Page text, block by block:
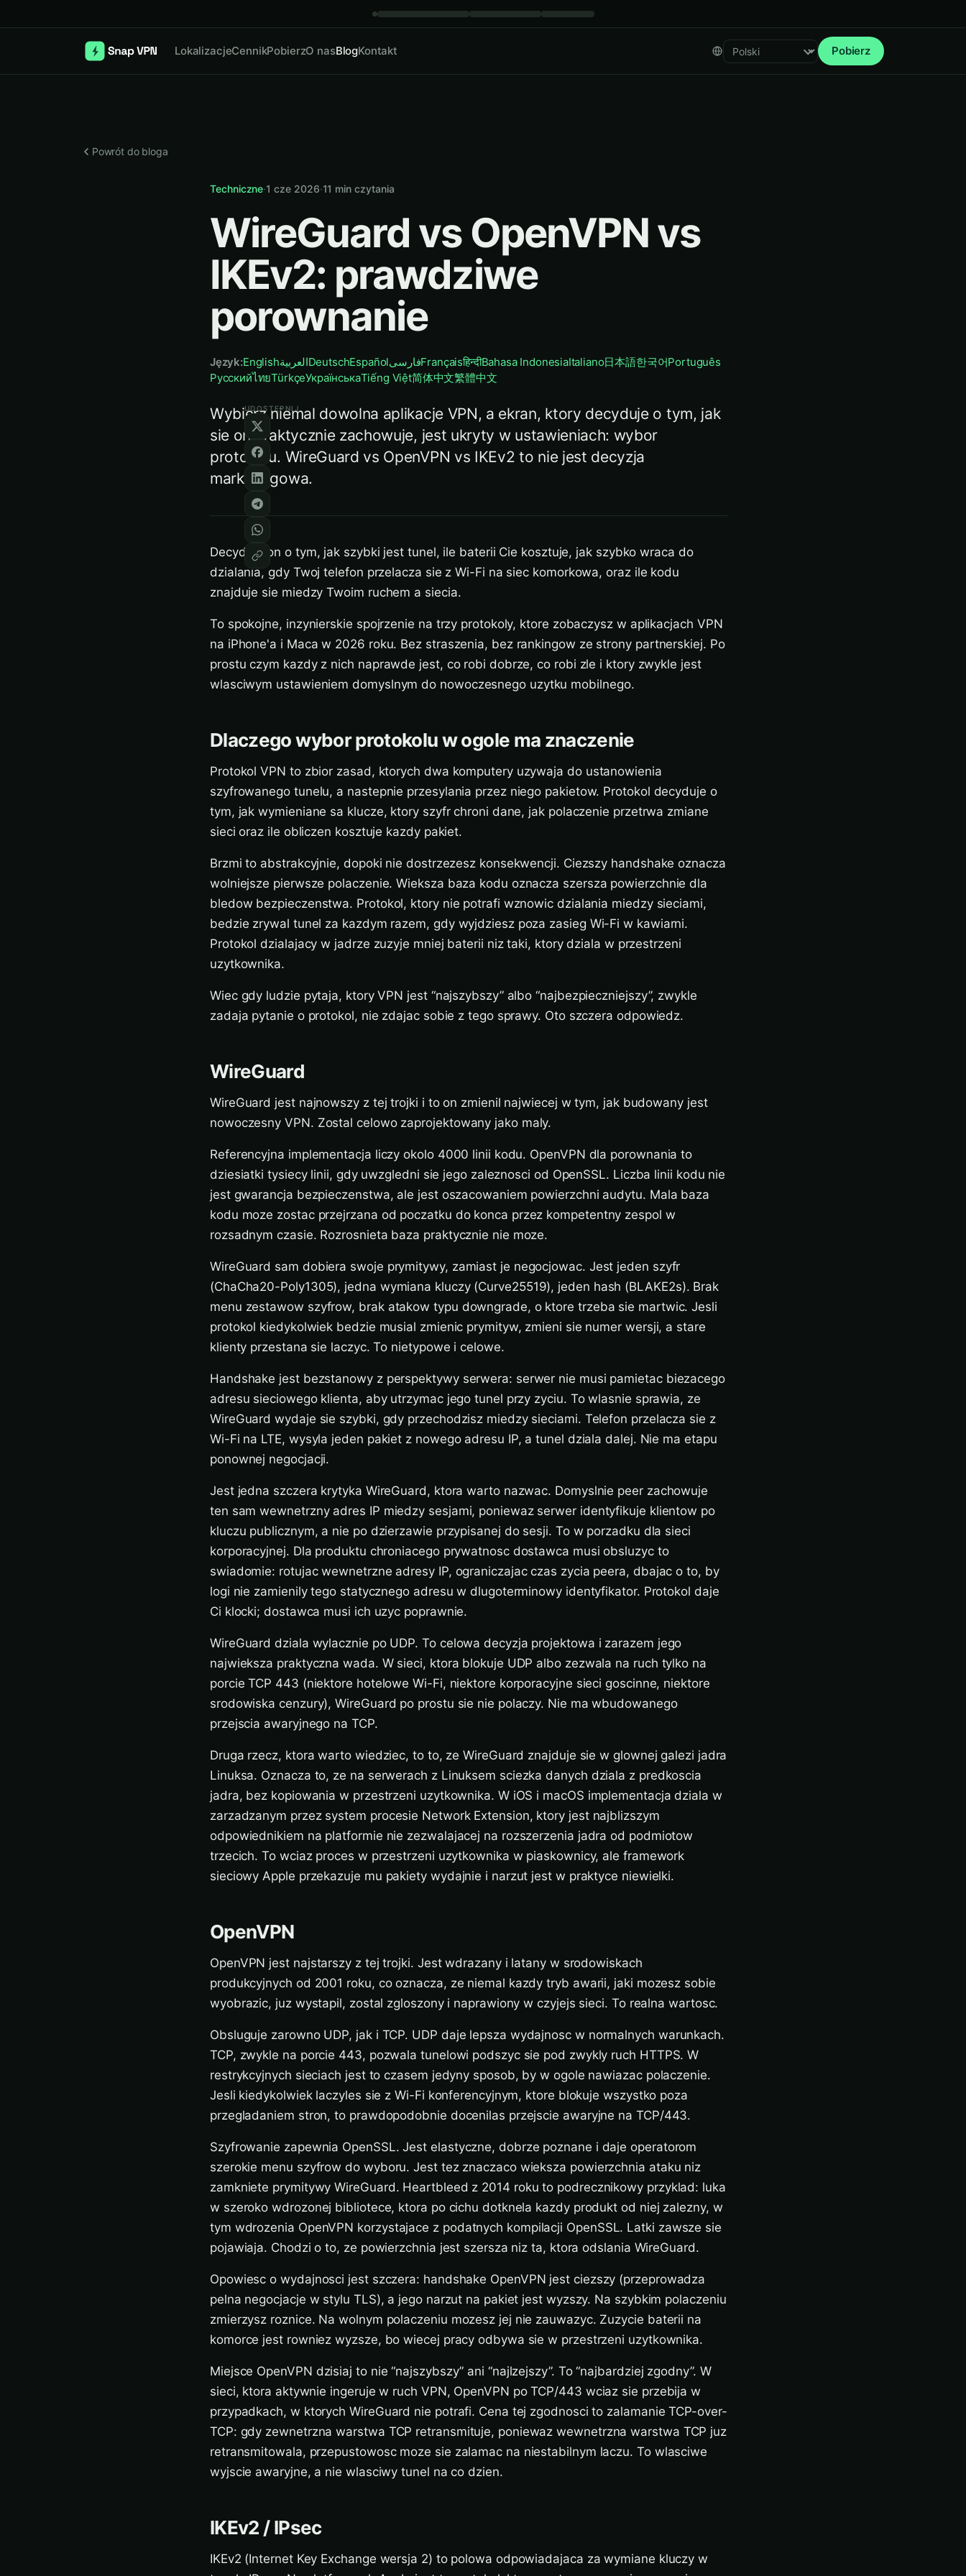
LokalizacjeCennikPobierzO nasBlogKontakt
Select language
Pobierz
Powrót do bloga
Techniczne·1 cze 2026·11 min czytania
WireGuard vs OpenVPN vs
IKEv2: prawdziwe
porownanie
Język:EnglishالعربيةDeutschEspañolفارسیFrançaisहिन्दीBahasa IndonesiaItaliano日本語한국어Português
РусскийไทยTürkçeУкраїнськаTiếng Việt简体中文繁體中文
Wybierz niemal dowolna aplikacje VPN, a ekran, ktory decyduje o tym, jak
sie ona faktycznie zachowuje, jest ukryty w ustawieniach: wybor
protokolu. WireGuard vs OpenVPN vs IKEv2 to nie jest decyzja
marketingowa.
Decyduje on o tym, jak szybki jest tunel, ile baterii Cie kosztuje, jak szybko wraca do
dzialania, gdy Twoj telefon przelacza sie z Wi-Fi na siec komorkowa, oraz ile kodu
znajduje sie miedzy Twoim ruchem a siecia.
To spokojne, inzynierskie spojrzenie na trzy protokoly, ktore zobaczysz w aplikacjach VPN
na iPhone'a i Maca w 2026 roku. Bez straszenia, bez rankingow ze strony partnerskiej. Po
prostu czym kazdy z nich naprawde jest, co robi dobrze, co robi zle i ktory zwykle jest
wlasciwym ustawieniem domyslnym do nowoczesnego uzytku mobilnego.
Dlaczego wybor protokolu w ogole ma znaczenie
Protokol VPN to zbior zasad, ktorych dwa komputery uzywaja do ustanowienia
szyfrowanego tunelu, a nastepnie przesylania przez niego pakietow. Protokol decyduje o
tym, jak wymieniane sa klucze, ktory szyfr chroni dane, jak polaczenie przetrwa zmiane
sieci oraz ile obliczen kosztuje kazdy pakiet.
Brzmi to abstrakcyjnie, dopoki nie dostrzezesz konsekwencji. Ciezszy handshake oznacza
wolniejsze pierwsze polaczenie. Wieksza baza kodu oznacza szersza powierzchnie dla
bledow bezpieczenstwa. Protokol, ktory nie potrafi wznowic dzialania miedzy sieciami,
bedzie zrywal tunel za kazdym razem, gdy wyjdziesz poza zasieg Wi-Fi w kawiarni.
Protokol dzialajacy w jadrze zuzyje mniej baterii niz taki, ktory dziala w przestrzeni
uzytkownika.
Wiec gdy ludzie pytaja, ktory VPN jest “najszybszy” albo “najbezpieczniejszy”, zwykle
zadaja pytanie o protokol, nie zdajac sobie z tego sprawy. Oto szczera odpowiedz.
WireGuard
WireGuard jest najnowszy z tej trojki i to on zmienil najwiecej w tym, jak budowany jest
nowoczesny VPN. Zostal celowo zaprojektowany jako maly.
Referencyjna implementacja liczy okolo 4000 linii kodu. OpenVPN dla porownania to
dziesiatki tysiecy linii, gdy uwzgledni sie jego zaleznosci od OpenSSL. Liczba linii kodu nie
jest gwarancja bezpieczenstwa, ale jest oszacowaniem powierzchni audytu. Mala baza
kodu moze zostac przejrzana od poczatku do konca przez kompetentny zespol w
rozsadnym czasie. Rozrosnieta baza praktycznie nie moze.
WireGuard sam dobiera swoje prymitywy, zamiast je negocjowac. Jest jeden szyfr
(ChaCha20-Poly1305), jedna wymiana kluczy (Curve25519), jeden hash (BLAKE2s). Brak
menu zestawow szyfrow, brak atakow typu downgrade, o ktore trzeba sie martwic. Jesli
protokol kiedykolwiek bedzie musial zmienic prymityw, zmieni sie numer wersji, a stare
klienty przestana sie laczyc. To nietypowe i celowe.
Handshake jest bezstanowy z perspektywy serwera: serwer nie musi pamietac biezacego
adresu sieciowego klienta, aby utrzymac jego tunel przy zyciu. To wlasnie sprawia, ze
WireGuard wydaje sie szybki, gdy przechodzisz miedzy sieciami. Telefon przelacza sie z
Wi-Fi na LTE, wysyla jeden pakiet z nowego adresu IP, a tunel dziala dalej. Nie ma etapu
ponownej negocjacji.
Jest jedna szczera krytyka WireGuard, ktora warto nazwac. Domyslnie peer zachowuje
ten sam wewnetrzny adres IP miedzy sesjami, poniewaz serwer identyfikuje klientow po
kluczu publicznym, a nie po dzierzawie przypisanej do sesji. To w porzadku dla sieci
korporacyjnej. Dla produktu chroniacego prywatnosc dostawca musi obsluzyc to
swiadomie: rotujac wewnetrzne adresy IP, ograniczajac czas zycia peera, dbajac o to, by
logi nie zamienily tego statycznego adresu w dlugoterminowy identyfikator. Protokol daje
Ci klocki; dostawca musi ich uzyc poprawnie.
WireGuard dziala wylacznie po UDP. To celowa decyzja projektowa i zarazem jego
najwieksza praktyczna wada. W sieci, ktora blokuje UDP albo zezwala na ruch tylko na
porcie TCP 443 (niektore hotelowe Wi-Fi, niektore korporacyjne sieci goscinne, niektore
srodowiska cenzury), WireGuard po prostu sie nie polaczy. Nie ma wbudowanego
przejscia awaryjnego na TCP.
Druga rzecz, ktora warto wiedziec, to to, ze WireGuard znajduje sie w glownej galezi jadra
Linuksa. Oznacza to, ze na serwerach z Linuksem sciezka danych dziala z predkoscia
jadra, bez kopiowania w przestrzeni uzytkownika. W iOS i macOS implementacja dziala w
zarzadzanym przez system procesie Network Extension, ktory jest najblizszym
odpowiednikiem na platformie nie zezwalajacej na rozszerzenia jadra od podmiotow
trzecich. To wciaz proces w przestrzeni uzytkownika w piaskownicy, ale framework
sieciowy Apple przekazuje mu pakiety wydajnie i narzut jest w praktyce niewielki.
OpenVPN
OpenVPN jest najstarszy z tej trojki. Jest wdrazany i latany w srodowiskach
produkcyjnych od 2001 roku, co oznacza, ze niemal kazdy tryb awarii, jaki mozesz sobie
wyobrazic, juz wystapil, zostal zgloszony i naprawiony w czyjejs sieci. To realna wartosc.
Obsluguje zarowno UDP, jak i TCP. UDP daje lepsza wydajnosc w normalnych warunkach.
TCP, zwykle na porcie 443, pozwala tunelowi podszyc sie pod zwykly ruch HTTPS. W
restrykcyjnych sieciach jest to czasem jedyny sposob, by w ogole nawiazac polaczenie.
Jesli kiedykolwiek laczyles sie z Wi-Fi konferencyjnym, ktore blokuje wszystko poza
przegladaniem stron, to prawdopodobnie docenilas przejscie awaryjne na TCP/443.
Szyfrowanie zapewnia OpenSSL. Jest elastyczne, dobrze poznane i daje operatorom
szerokie menu szyfrow do wyboru. Jest tez znaczaco wieksza powierzchnia ataku niz
zamkniete prymitywy WireGuard. Heartbleed z 2014 roku to podrecznikowy przyklad: luka
w szeroko wdrozonej bibliotece, ktora po cichu dotknela kazdy produkt od niej zalezny, w
tym wdrozenia OpenVPN korzystajace z podatnych kompilacji OpenSSL. Latki zawsze sie
pojawiaja. Chodzi o to, ze powierzchnia jest szersza niz ta, ktora odslania WireGuard.
Opowiesc o wydajnosci jest szczera: handshake OpenVPN jest ciezszy (przeprowadza
pelna negocjacje w stylu TLS), a jego narzut na pakiet jest wyzszy. Na szybkim polaczeniu
zmierzysz roznice. Na wolnym polaczeniu mozesz jej nie zauwazyc. Zuzycie baterii na
komorce jest rowniez wyzsze, bo wiecej pracy odbywa sie w przestrzeni uzytkownika.
Miejsce OpenVPN dzisiaj to nie “najszybszy” ani “najlzejszy”. To “najbardziej zgodny”. W
sieci, ktora aktywnie ingeruje w ruch VPN, OpenVPN po TCP/443 wciaz sie przebija w
przypadkach, w ktorych WireGuard nie potrafi. Cena tej zgodnosci to zalamanie TCP-over-
TCP: gdy zewnetrzna warstwa TCP retransmituje, poniewaz wewnetrzna warstwa TCP juz
retransmitowala, przepustowosc moze sie zalamac na niestabilnym laczu. To wlasciwe
wyjscie awaryjne, a nie wlasciwy tunel na co dzien.
IKEv2 / IPsec
IKEv2 (Internet Key Exchange wersja 2) to polowa odpowiadajaca za wymiane kluczy w
UDOSTĘPNIJ